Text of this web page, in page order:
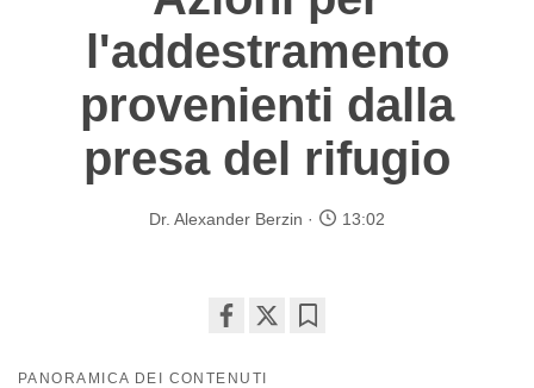
l'addestramento
provenienti dalla
presa del rifugio
Dr. Alexander Berzin 13:02
on
PANORAMICA DEI CONTENUTI